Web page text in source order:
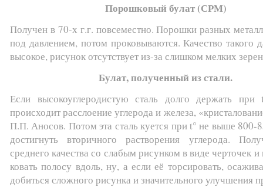
Порошковый булат (СРМ)
Получен в 70-х г.г. повсеместно. Порошки разных
под давлением, потом проковываются. Качество такого
высокое, рисунок отсутствует из-за слишком мелких
Булат, полученный из стали.
Если высокоуглеродистую сталь долго держать при
происходит расслоение углерода и железа,
П.П. Аносов. Потом эта сталь куется при t° не выше 800-
достигнуть вторичного растворения углерода.
среднего качества со слабым рисунком в виде черточек и
ковать полосу вдоль, ну, а если её торсировать,
добиться сложного рисунка и значительного улучшения